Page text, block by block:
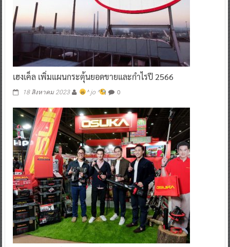
เฮงเค็ล เพิ่มแผนกระตุ้นยอดขายและกำไรปี 2566
18 สิงหาคม 2023 ^ jo ^ 0